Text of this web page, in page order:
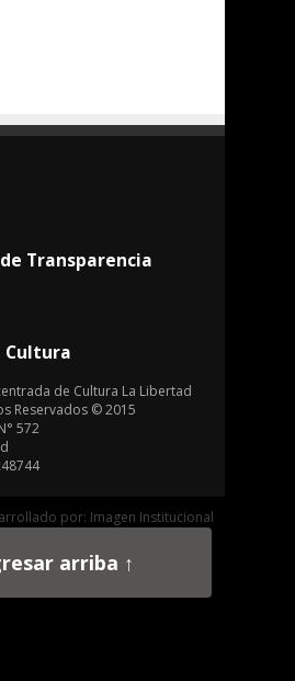
Transparencia
Cultura
de Cultura La Libertad
Reservados © 2015
572
por: Imagen Institucional
arriba ↑